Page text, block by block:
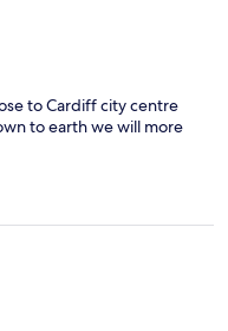
to Cardiff city centre
to earth we will more